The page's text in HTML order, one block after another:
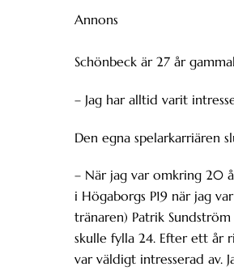
Annons
Schönbeck är 27 år
– Jag har alltid varit
Den egna spelarkarriären
– När jag var omkring 20
i Högaborgs P19 när jag
tränaren) Patrik
skulle fylla 24. Efter ett år
var väldigt intresserad av.